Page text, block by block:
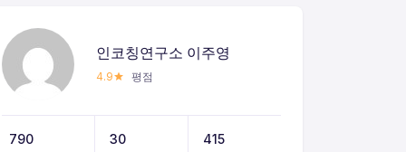
인코칭연구소 이주영
4.9 평점
790
30
415